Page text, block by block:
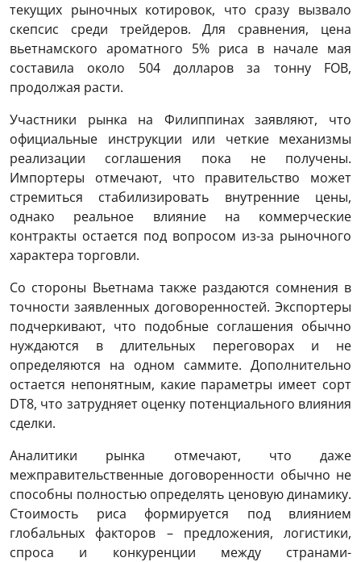
текущих рыночных котировок, что сразу вызвало
скепсис среди трейдеров. Для сравнения, цена
вьетнамского ароматного 5% риса в начале мая
составила около 504 долларов за тонну FOB,
продолжая расти.
Участники рынка на Филиппинах заявляют, что
официальные инструкции или четкие механизмы
реализации соглашения пока не получены.
Импортеры отмечают, что правительство может
стремиться стабилизировать внутренние цены,
однако реальное влияние на коммерческие
контракты остается под вопросом из-за рыночного
характера торговли.
Со стороны Вьетнама также раздаются сомнения в
точности заявленных договоренностей. Экспортеры
подчеркивают, что подобные соглашения обычно
нуждаются в длительных переговорах и не
определяются на одном саммите. Дополнительно
остается непонятным, какие параметры имеет сорт
DT8, что затрудняет оценку потенциального влияния
сделки.
Аналитики рынка отмечают, что даже
межправительственные договоренности обычно не
способны полностью определять ценовую динамику.
Стоимость риса формируется под влиянием
глобальных факторов – предложения, логистики,
спроса и конкуренции между странами-